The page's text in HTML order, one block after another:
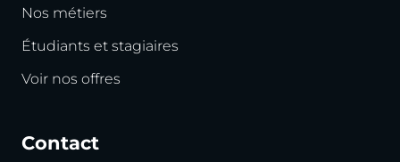
Nos métiers
Étudiants et stagiaires
Voir nos offres
Contact